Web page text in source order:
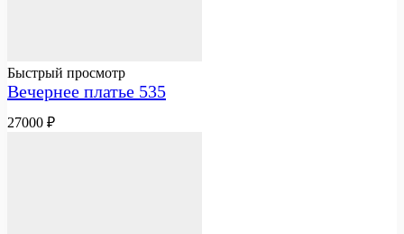
Быстрый просмотр
Вечернее платье 535
27000 ₽